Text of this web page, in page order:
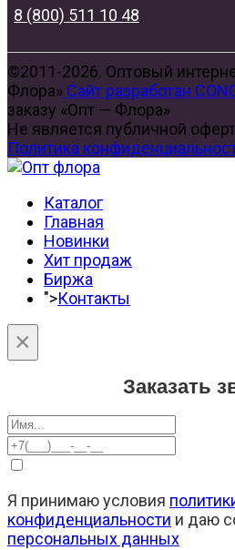
8 (800) 511 10 48
©2011-2026. Оптовый
Флора» Сайт разработан
заказу «Опт — Флора»
Не является публичной
Политика
Каталог
Главная
Новинки
Хит продаж
Биржа
">Контакты
×
Заказать
Я принимаю условия
конфиденциальности и даю
персональных данных